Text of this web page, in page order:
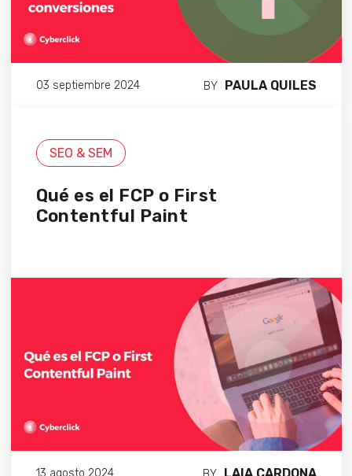
03 septiembre 2024 BY PAULA QUILES
SEO & SEM
Qué es el FCP o First
Contentful Paint
13 agosto 2024